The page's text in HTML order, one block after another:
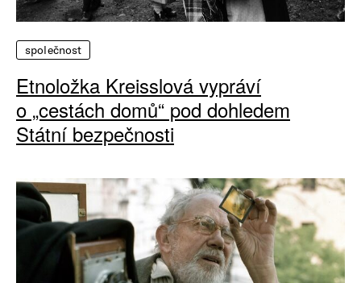
společnost
Etnoložka Kreisslová vypráví
o „cestách domů“ pod dohledem
Státní bezpečnosti